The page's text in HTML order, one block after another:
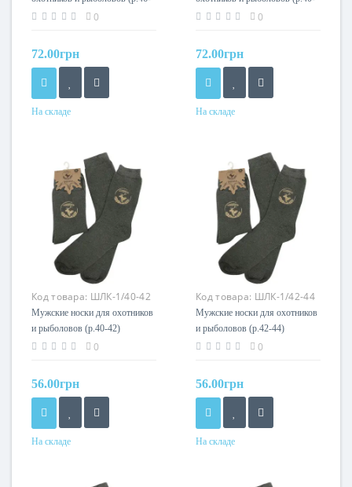
48) Acropolis
0
72.00грн
На складе
42) Acropolis
0
72.00грн
На складе
Код товара: ШЛК-1/40-42
Мужские носки для охотников
и рыболовов (р.40-42)
Acropolis
0
56.00грн
На складе
Код товара: ШЛК-1/42-44
Мужские носки для охотников
и рыболовов (р.42-44)
Acropolis
0
56.00грн
На складе